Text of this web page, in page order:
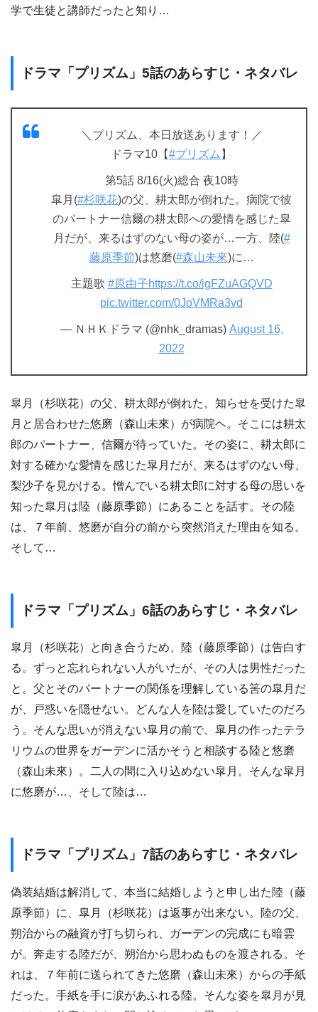
学で生徒と講師だったと知り…
ドラマ「プリズム」5話のあらすじ・ネタバレ
＼プリズム、本日放送あります！／
ドラマ10【#プリズム 】
第5話 8/16(火)総合 夜10時
皐月(#杉咲花)の父、耕太郎が倒れた。病院で彼
のパートナー信爾の耕太郎への愛情を感じた皐
月だが、来るはずのない母の姿が…一方、陸(#
藤原季節)は悠磨(#森山未來)に…
主題歌 #原由子https://t.co/igFZuAGQVD
pic.twitter.com/0JoVMRa3vd
— ＮＨＫドラマ (@nhk_dramas) August 16,
2022
皐月（杉咲花）の父、耕太郎が倒れた。知らせを受けた皐
月と居合わせた悠磨（森山未來）が病院ヘ。そこには耕太
郎のパートナー、信爾が待っていた。その姿に、耕太郎に
対する確かな愛情を感じた皐月だが、来るはずのない母、
梨沙子を見かける。憎んでいる耕太郎に対する母の思いを
知った皐月は陸（藤原季節）にあることを話す。その陸
は、７年前、悠磨が自分の前から突然消えた理由を知る。
そして…
ドラマ「プリズム」6話のあらすじ・ネタバレ
皐月（杉咲花）と向き合うため、陸（藤原季節）は告白す
る。ずっと忘れられない人がいたが、その人は男性だった
と。父とそのパートナーの関係を理解している筈の皐月だ
が、戸惑いを隠せない。どんな人を陸は愛していたのだろ
う。そんな思いが消えない皐月の前で、皐月の作ったテラ
リウムの世界をガーデンに活かそうと相談する陸と悠磨
（森山未來）。二人の間に入り込めない皐月。そんな皐月
に悠磨が…、そして陸は…
ドラマ「プリズム」7話のあらすじ・ネタバレ
偽装結婚は解消して、本当に結婚しようと申し出た陸（藤
原季節）に、皐月（杉咲花）は返事が出来ない。陸の父、
朔治からの融資が打ち切られ、ガーデンの完成にも暗雲
が。奔走する陸だが、朔治から思わぬものを渡される。そ
れは、７年前に送られてきた悠磨（森山未來）からの手紙
だった。手紙を手に涙があふれる陸。そんな姿を皐月が見